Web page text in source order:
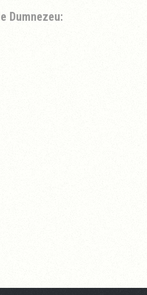
Dumnezeu: